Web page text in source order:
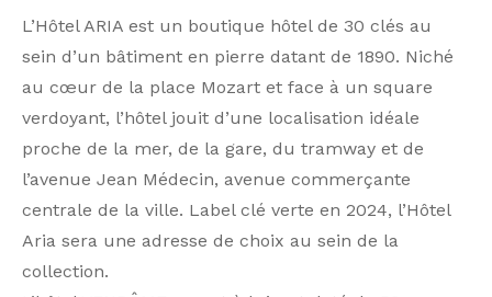
L’Hôtel ARIA est un boutique hôtel de 30 clés au
sein d’un bâtiment en pierre datant de 1890. Niché
au cœur de la place Mozart et face à un square
verdoyant, l’hôtel jouit d’une localisation idéale
proche de la mer, de la gare, du tramway et de
l’avenue Jean Médecin, avenue commerçante
centrale de la ville. Label clé verte en 2024, l’Hôtel
Aria sera une adresse de choix au sein de la
collection.